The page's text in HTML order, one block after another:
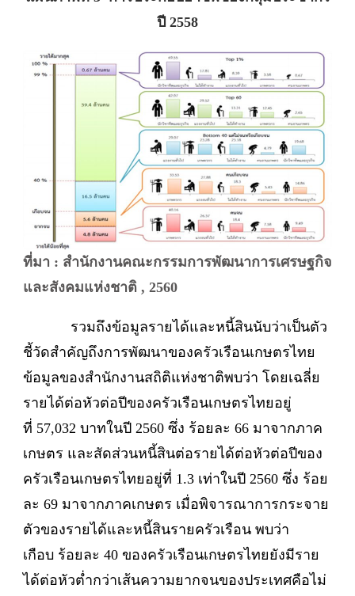
ปี 2558
ที่มา : สำนักงานคณะกรรมการพัฒนาการเศรษฐกิจ
และสังคมแห่งชาติ , 2560
รวมถึงข้อมูลรายได้และหนี้สินนับว่าเป็นตัว
ชี้วัดสำคัญถึงการพัฒนาของครัวเรือนเกษตรไทย
ข้อมูลของสำนักงานสถิติแห่งชาติพบว่า โดยเฉลี่ย
รายได้ต่อหัวต่อปีของครัวเรือนเกษตรไทยอยู่
ที่ 57,032 บาทในปี 2560 ซึ่ง ร้อยละ 66 มาจากภาค
เกษตร และสัดส่วนหนี้สินต่อรายได้ต่อหัวต่อปีของ
ครัวเรือนเกษตรไทยอยู่ที่ 1.3 เท่าในปี 2560 ซึ่ง ร้อย
ละ 69 มาจากภาคเกษตร เมื่อพิจารณาการกระจาย
ตัวของรายได้และหนี้สินรายครัวเรือน พบว่า
เกือบ ร้อยละ 40 ของครัวเรือนเกษตรไทยยังมีราย
ได้ต่อหัวต่ำกว่าเส้นความยากจนของประเทศคือไม่